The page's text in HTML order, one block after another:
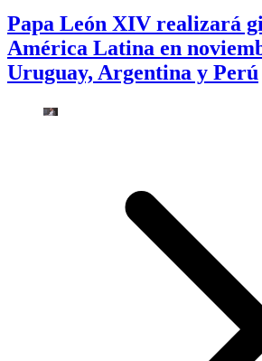
Papa León XIV realizará
América Latina en
Uruguay, Argentina y Perú